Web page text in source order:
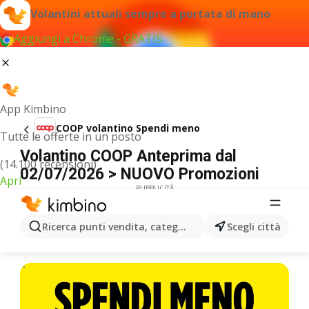
Volantini attuali sempre a portata di mano
Aggiungi a Chrome - GRATIS
App Kimbino
Tutte le offerte in un posto
(14.100 recensioni)
Apri
Ricerca punti vendita, categorie, prodotti...Scegli città
COOP volantino Spendi meno
Volantino COOP Anteprima dal
02/07/2026 > NUOVO Promozioni
PUBBLICITÀ